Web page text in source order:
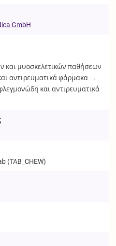
GmbH
και μυοσκελετικών παθήσεων
αντιρευματικά φάρμακα →
και αντιρευματικά
(TAB_CHEW)